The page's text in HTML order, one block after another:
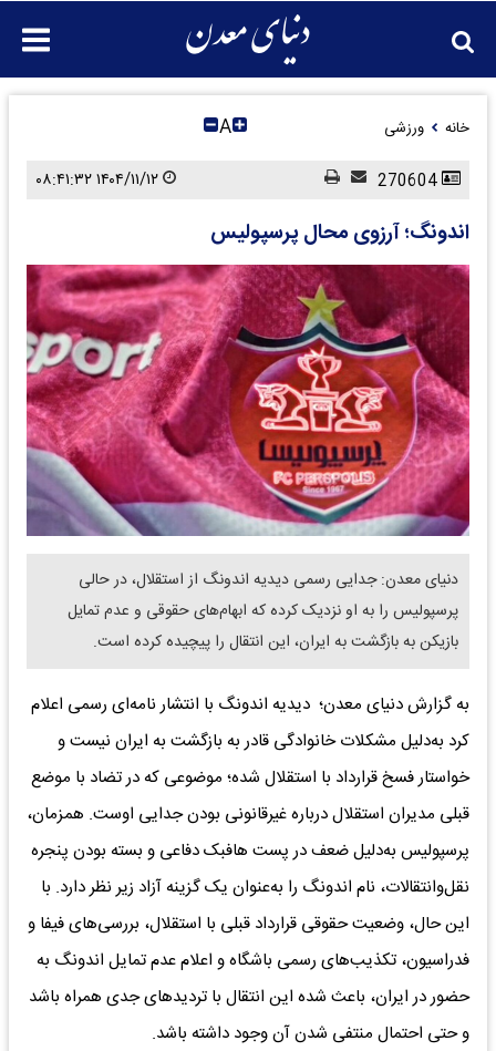
خانه ورزشی A
اندونگ؛ آرزوی محال پرسپولیس
دنیای معدن: جدایی رسمی دیدیه اندونگ از استقلال، در حالی
پرسپولیس را به او نزدیک کرده که ابهام‌های حقوقی و عدم تمایل
بازیکن به بازگشت به ایران، این انتقال را پیچیده کرده است.
به گزارش دنیای معدن؛ دیدیه اندونگ با انتشار نامه‌ای رسمی اعلام
کرد به‌دلیل مشکلات خانوادگی قادر به بازگشت به ایران نیست و
خواستار فسخ قرارداد با استقلال شده؛ موضوعی که در تضاد با موضع
قبلی مدیران استقلال درباره غیرقانونی بودن جدایی اوست. همزمان،
پرسپولیس به‌دلیل ضعف در پست هافبک دفاعی و بسته بودن پنجره
نقل‌وانتقالات، نام اندونگ را به‌عنوان یک گزینه آزاد زیر نظر دارد. با
این حال، وضعیت حقوقی قرارداد قبلی با استقلال، بررسی‌های فیفا و
فدراسیون، تکذیب‌های رسمی باشگاه و اعلام عدم تمایل اندونگ به
حضور در ایران، باعث شده این انتقال با تردیدهای جدی همراه باشد
و حتی احتمال منتفی شدن آن وجود داشته باشد.